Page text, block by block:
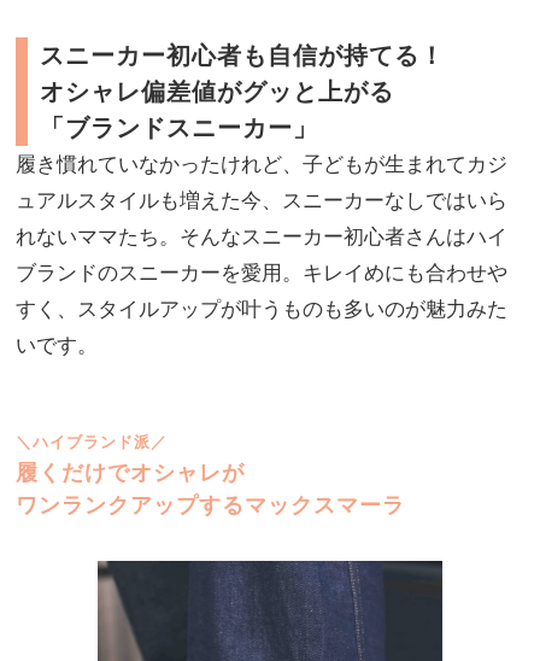
スニーカー初心者も自信が持てる！
オシャレ偏差値がグッと上がる
「ブランドスニーカー」
履き慣れていなかったけれど、子どもが生まれてカジ
ュアルスタイルも増えた今、スニーカーなしではいら
れないママたち。そんなスニーカー初心者さんはハイ
ブランドのスニーカーを愛用。キレイめにも合わせや
すく、スタイルアップが叶うものも多いのが魅力みた
いです。
＼ハイブランド派／
履くだけでオシャレが
ワンランクアップするマックスマーラ